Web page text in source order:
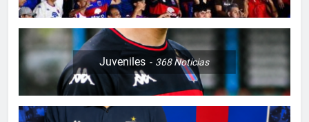
Juveniles 368Noticias